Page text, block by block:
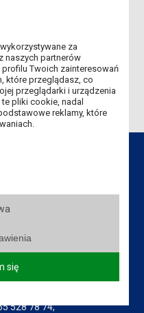
NA MEDAL”!
w Lesznie
64-100 Leszno
528 78 74,
za
naszych partnerów
Twoich zainteresowań
które przeglądasz, co
przeglądarki i urządzenia
pliki cookie, nadal
reklamy, które
się